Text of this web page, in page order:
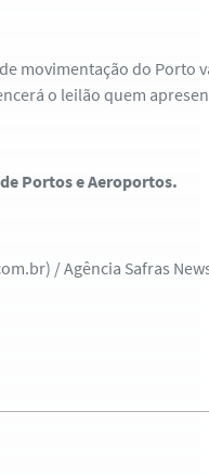
movimentação do
o leilão quem
Portos e Aeroportos.
/ Agência Safras